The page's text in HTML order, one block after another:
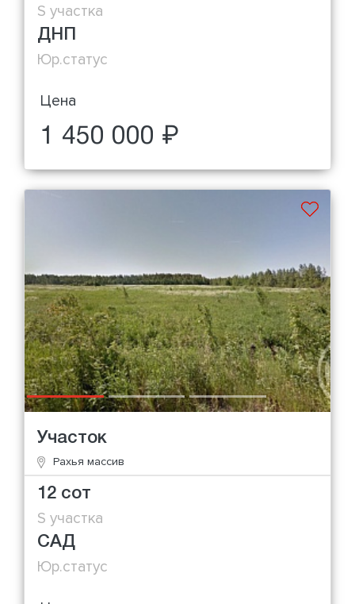
S участка
ДНП
Юр.статус
Цена
1 450 000 ₽
Участок
Рахья массив
12 сот
S участка
САД
Юр.статус